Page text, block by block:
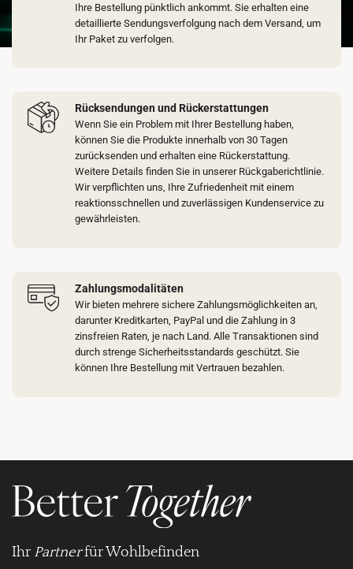
Ihre Bestellung pünktlich ankommt. Sie erhalten eine
detaillierte Sendungsverfolgung nach dem Versand, um
Ihr Paket zu verfolgen.
Rücksendungen und Rückerstattungen
Wenn Sie ein Problem mit Ihrer Bestellung haben,
können Sie die Produkte innerhalb von 30 Tagen
zurücksenden und erhalten eine Rückerstattung.
Weitere Details finden Sie in unserer Rückgaberichtlinie.
Wir verpflichten uns, Ihre Zufriedenheit mit einem
reaktionsschnellen und zuverlässigen Kundenservice zu
gewährleisten.
Zahlungsmodalitäten
Wir bieten mehrere sichere Zahlungsmöglichkeiten an,
darunter Kreditkarten, PayPal und die Zahlung in 3
zinsfreien Raten, je nach Land. Alle Transaktionen sind
durch strenge Sicherheitsstandards geschützt. Sie
können Ihre Bestellung mit Vertrauen bezahlen.
Ihr Partnerfür Wohlbefinden